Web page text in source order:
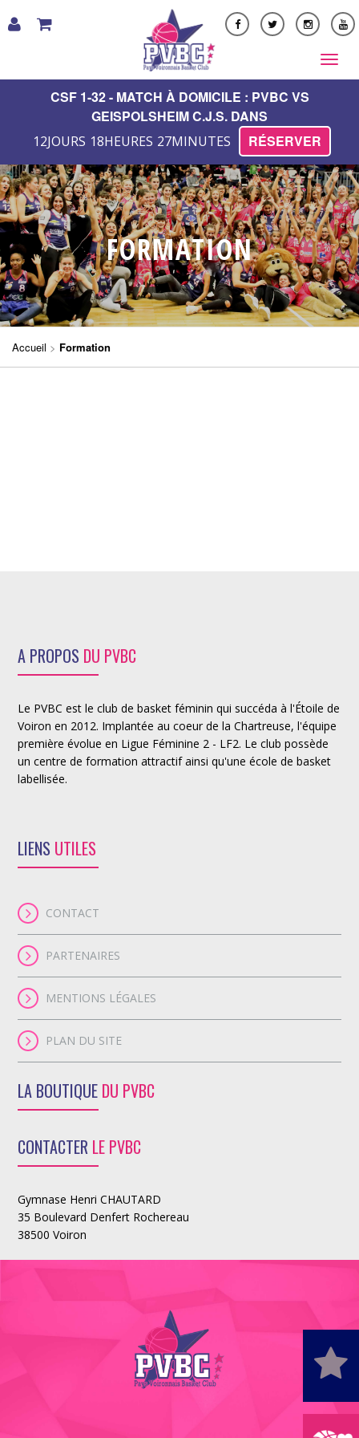
LE CLUB
FORMATION
NOS ÉQUIPES
PARTENAIRES
MULTIMÉDIA
BOUTIQUE
PVBC ACADEMY
VIE DU CLUB
CONTACT
CSF 1-32 - MATCH À DOMICILE : PVBC VS
GEISPOLSHEIM C.J.S. DANS
12JOURS 18HEURES 27MINUTES RÉSERVER
FORMATION
Accueil > Formation
A PROPOS DU PVBC
Le PVBC est le club de basket féminin qui succéda à l'Étoile de
Voiron en 2012. Implantée au coeur de la Chartreuse, l'équipe
première évolue en Ligue Féminine 2 - LF2. Le club possède
un centre de formation attractif ainsi qu'une école de basket
labellisée.
LIENS UTILES
CONTACT
PARTENAIRES
MENTIONS LÉGALES
PLAN DU SITE
LA BOUTIQUE DU PVBC
CONTACTER LE PVBC
Gymnase Henri CHAUTARD
35 Boulevard Denfert Rochereau
38500 Voiron